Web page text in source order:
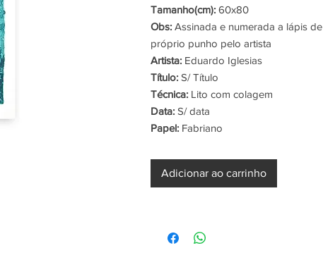
Tamanho(cm): 60x80
Obs: Assinada e numerada a lápis de
próprio punho pelo artista
Artista: Eduardo Iglesias
Título: S/ Título
Técnica: Lito com colagem
Data: S/ data
Papel: Fabriano
Adicionar ao carrinho